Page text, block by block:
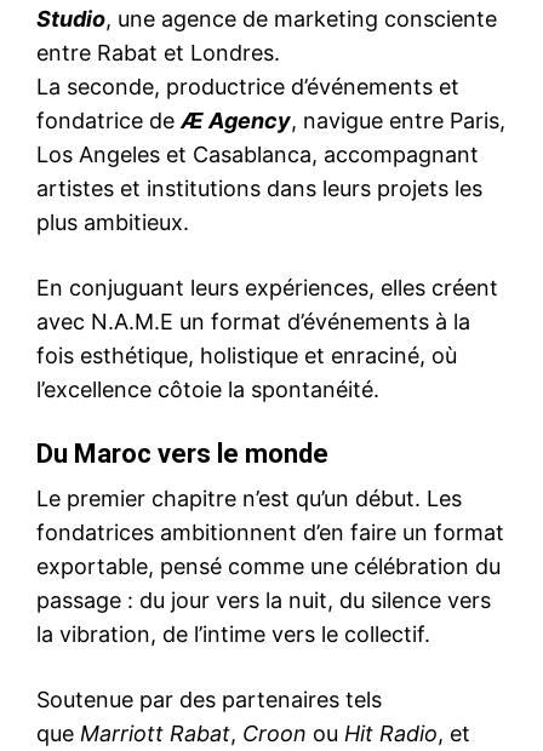
Studio, une agence de marketing consciente
entre Rabat et Londres.
La seconde, productrice d’événements et
fondatrice deÆ Agency, navigue entre Paris,
Los Angeles et Casablanca, accompagnant
artistes et institutions dans leurs projets les
plus ambitieux.
En conjuguant leurs expériences, elles créent
avec N.A.M.E un format d’événements à la
fois esthétique, holistique et enraciné, où
l’excellence côtoie la spontanéité.
Du Maroc vers le monde
Le premier chapitre n’est qu’un début. Les
fondatrices ambitionnent d’en faire un format
exportable, pensé comme une célébration du
passage : du jour vers la nuit, du silence vers
la vibration, de l’intime vers le collectif.
Soutenue par des partenaires tels
que Marriott Rabat, Croon ou Hit Radio, et